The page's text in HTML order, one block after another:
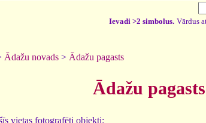
Ievadi >2 simbolus. Vārdus
Ādažu novads > Ādažu pagasts
Ādažu pagasts
vietas fotografēti objekti: